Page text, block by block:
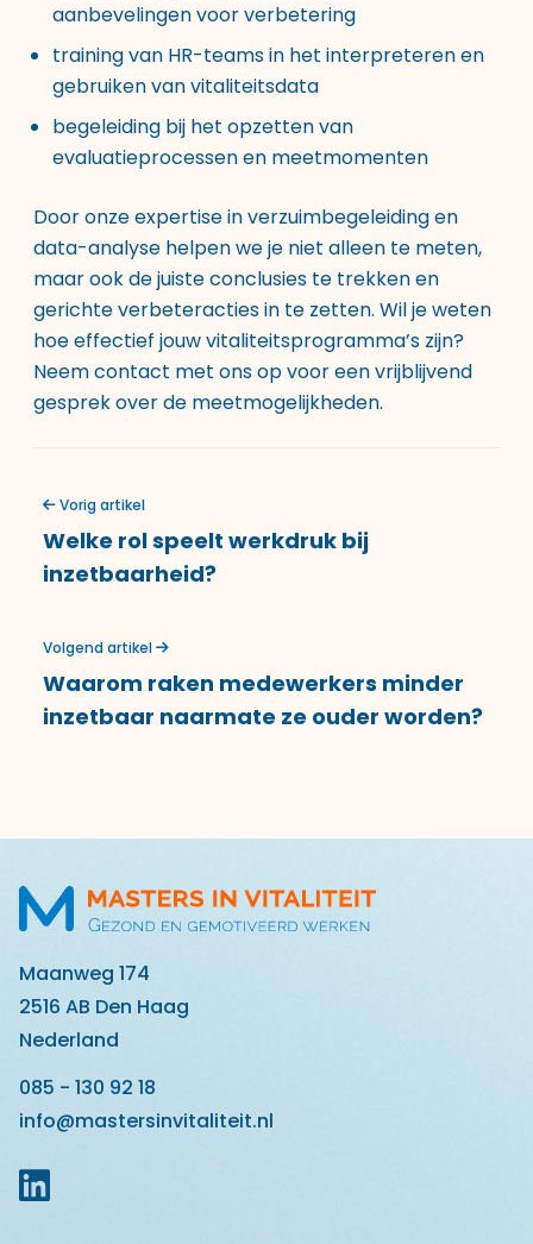
aanbevelingen voor verbetering
training van HR-teams in het interpreteren en
gebruiken van vitaliteitsdata
begeleiding bij het opzetten van
evaluatieprocessen en meetmomenten
Door onze expertise in verzuimbegeleiding en
data-analyse helpen we je niet alleen te meten,
maar ook de juiste conclusies te trekken en
gerichte verbeteracties in te zetten. Wil je weten
hoe effectief jouw vitaliteitsprogramma’s zijn?
Neem contact met ons op voor een vrijblijvend
gesprek over de meetmogelijkheden.
Vorig artikel
Welke rol speelt werkdruk bij
inzetbaarheid?
Volgend artikel
Waarom raken medewerkers minder
inzetbaar naarmate ze ouder worden?
Maanweg 174
2516 AB Den Haag
Nederland
085 - 130 92 18
info@mastersinvitaliteit.nl